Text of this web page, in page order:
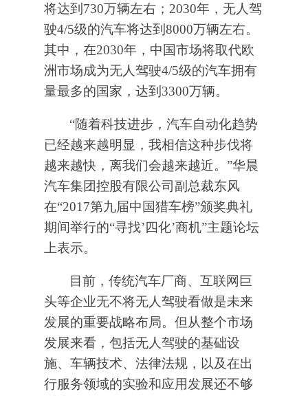
将达到730万辆左右；2030年，无人驾
驶4/5级的汽车将达到8000万辆左右。
其中，在2030年，中国市场将取代欧
洲市场成为无人驾驶4/5级的汽车拥有
量最多的国家，达到3300万辆。
“随着科技进步，汽车自动化趋势
已经越来越明显，我相信这种步伐将
越来越快，离我们会越来越近。”华晨
汽车集团控股有限公司副总裁东风
在“2017第九届中国猎车榜”颁奖典礼
期间举行的“寻找’四化’商机”主题论坛
上表示。
目前，传统汽车厂商、互联网巨
头等企业无不将无人驾驶看做是未来
发展的重要战略布局。但从整个市场
发展来看，包括无人驾驶的基础设
施、车辆技术、法律法规，以及在出
行服务领域的实验和应用发展还不够